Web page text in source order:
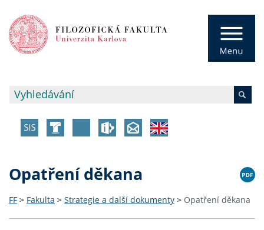
Opatření děkana
FF > Fakulta > Strategie a další dokumenty > Opatření děkana